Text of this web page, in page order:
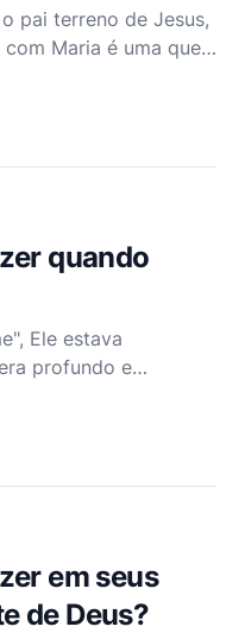
pai terreno de Jesus,
Maria é uma que
de entender
e a vida pessoal de
do nascimento
quando
Ele estava
profundo e
Este chamado
vezes nos
tapete de
em seus
de Deus?